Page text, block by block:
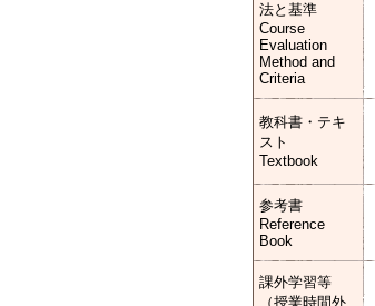
法と基準
Course
Evaluation
Method and
Criteria
教科書・テキ
スト
Textbook
参考書
Reference
Book
課外学習等
（授業時間外